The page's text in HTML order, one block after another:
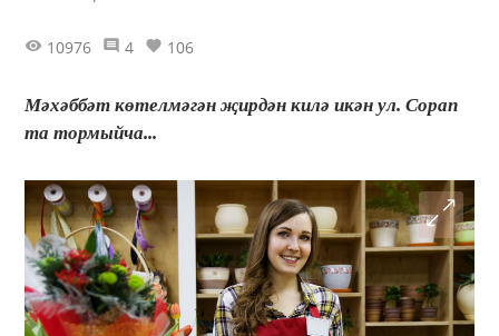
10976 4 106
Мәхәббәт көтелмәгән җирдән килә икән ул. Сорап
та тормыйча...